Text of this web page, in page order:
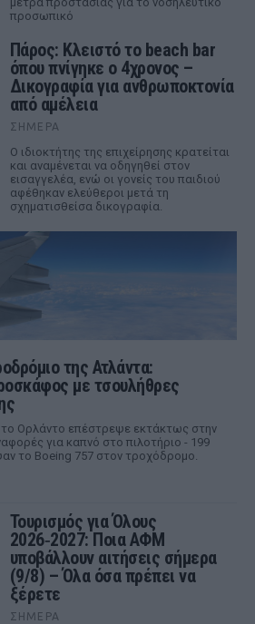
προσωπικό
Πάρος: Κλειστό το beach bar
όπου πνίγηκε ο 4χρονος –
Δικογραφία για ανθρωποκτονία
από αμέλεια
ΣΉΜΕΡΑ
Ο ιδιοκτήτης της επιχείρησης κρατείται
και αναμένεται να οδηγηθεί στον
εισαγγελέα, ενώ οι γονείς του παιδιού
αφέθηκαν ελεύθεροι μετά τη
σχηματισθείσα δικογραφία.
της Ατλάντα:
με τσουλήθρες
Ορλάντο επέστρεψε εκτάκτως στην
για καπνό στο πιλοτήριο - 199
το Boeing 757 στον τροχόδρομο.
Τουρισμός για Όλους
2026‑2027: Ποια ΑΦΜ
υποβάλλουν αιτήσεις σήμερα
(9/8) – Όλα όσα πρέπει να
ξέρετε
ΣΉΜΕΡΑ